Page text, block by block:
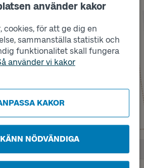
använder kakor
cookies, för att ge dig en
sammanställa statistik och
funktionalitet skall fungera
använder vi kakor
KAKOR
NÖDVÄNDIGA
Läge
A
Läge
B